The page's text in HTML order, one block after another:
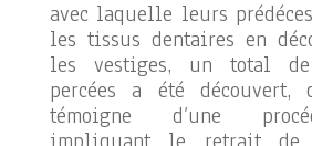
avec laquelle leurs
les tissus dentaires en
les vestiges, un total de
percées a été découvert,
témoigne d’une